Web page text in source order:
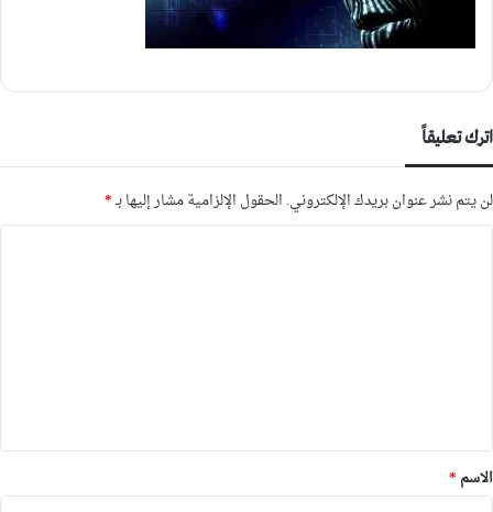
اترك تعليقاً
لن يتم نشر عنوان بريدك الإلكتروني. الحقول الإلزامية مشار إليها بـ*
*
الاسم *